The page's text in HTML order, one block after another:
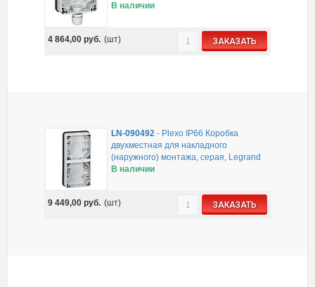
В наличии
4 864,00 руб. (шт) ЗАКАЗАТЬ
LN-090492- Plexo IP66 Коробка
двухместная для накладного
(наружного) монтажа, серая, Legrand
В наличии
9 449,00 руб. (шт) ЗАКАЗАТЬ